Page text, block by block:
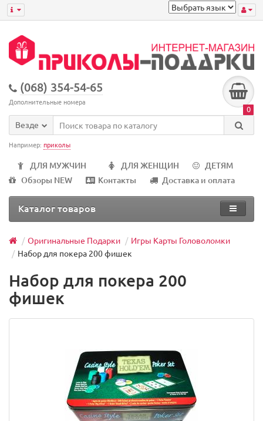
(068) 354-54-65
Дополнительные номера
0
Везде
Например: приколы
ДЛЯ МУЖЧИН ДЛЯ ЖЕНЩИН
ДЕТЯМ
Обзоры NEW
Контакты Доставка и оплата
Каталог товаров
Оригинальные Подарки
Игры Карты Головоломки
Набор для покера 200 фишек
Набор для покера 200
фишек